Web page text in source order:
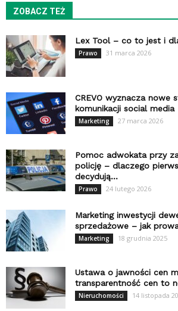
ZOBACZ TEŻ
Lex Tool – co to jest i
Prawo 31 marca 2026
CREVO wyznacza nowe
komunikacji social media
Marketing 27 marca 2026
Pomoc adwokata przy
policję – dlaczego
decydują...
Prawo 24 lutego 2026
Marketing inwestycji
sprzedażowe – jak
Marketing 18 grudnia 2025
Ustawa o jawności cen
transparentność cen to
Nieruchomości 14 listopada